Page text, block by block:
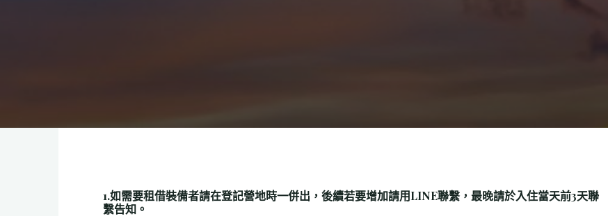
1.如需要租借裝備者請在登記營地時一併出，後續若要增加請用LINE聯繫，最晚請於入住當天前3天聯
繫告知。